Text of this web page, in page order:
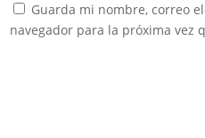
Guarda mi nombre, correo
navegador para la próxima vez